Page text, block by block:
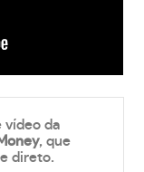
vídeo da
, que
direto.